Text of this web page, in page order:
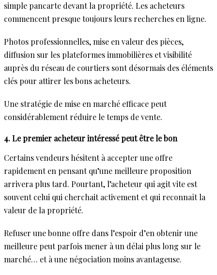
simple pancarte devant la propriété. Les acheteurs
commencent presque toujours leurs recherches en ligne.
Photos professionnelles, mise en valeur des pièces,
diffusion sur les plateformes immobilières et visibilité
auprès du réseau de courtiers sont désormais des éléments
clés pour attirer les bons acheteurs.
Une stratégie de mise en marché efficace peut
considérablement réduire le temps de vente.
4. Le premier acheteur intéressé peut être le bon
Certains vendeurs hésitent à accepter une offre
rapidement en pensant qu’une meilleure proposition
arrivera plus tard. Pourtant, l’acheteur qui agit vite est
souvent celui qui cherchait activement et qui reconnaît la
valeur de la propriété.
Refuser une bonne offre dans l’espoir d’en obtenir une
meilleure peut parfois mener à un délai plus long sur le
marché… et à une négociation moins avantageuse.